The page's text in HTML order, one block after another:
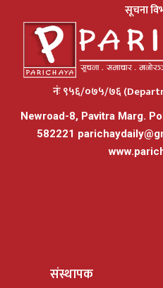
सूचना
नंः ९५६/०७५/७६
Newroad-8, Pavitra Marg.
582221
संस्थापक